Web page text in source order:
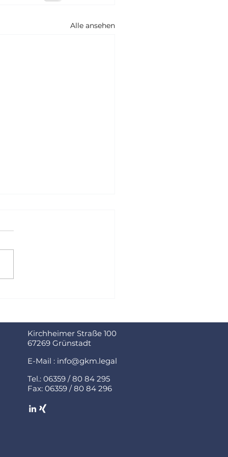
Alle ansehen
– Substanz wie
wirtschaftlich
Kirchheimer Straße 100
67269 Grünstadt
E-Mail : info@gkm.legal
Tel.: 06359 / 80 84 295
Fax: 06359 / 80 84 296